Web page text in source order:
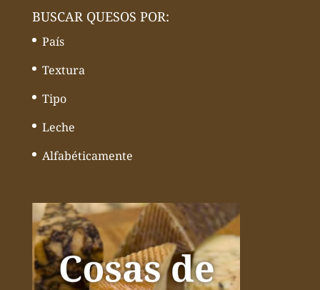
BUSCAR QUESOS POR:
País
Textura
Tipo
Leche
Alfabéticamente